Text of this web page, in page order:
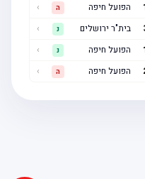
הפועל חיפה
בית"ר ירושלים
הפועל חיפה
הפועל חיפה